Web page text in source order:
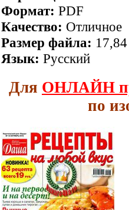
Формат: PDF
Качество: Отличное
Размер файла:
Язык: Русский
Для ОНЛАЙН
по